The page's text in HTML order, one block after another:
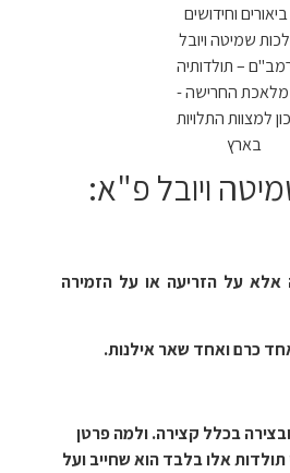
ויובל פ"א:
אלא על הזריעה או על הזמירה
כרם ואחד שאר אילנות.
בכלל קצירה. ולמה פרטן
אלו בלבד הוא שחייב ועל